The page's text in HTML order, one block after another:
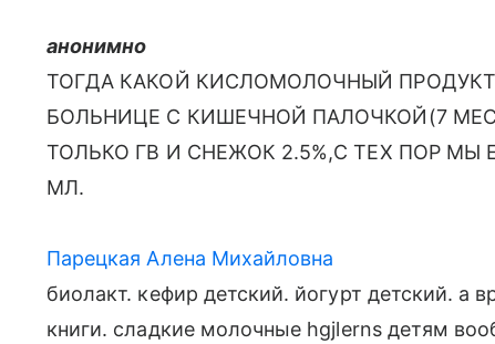
анонимно
ТОГДА КАКОЙ КИСЛОМОЛОЧНЫЙ
БОЛЬНИЦЕ С КИШЕЧНОЙ ПАЛОЧКОЙ(7
ТОЛЬКО ГВ И СНЕЖОК 2.5%,С ТЕХ ПОР
МЛ.
Парецкая Алена Михайловна
биолакт. кефир детский. йогурт детский.
книги. сладкие молочные hgjlerns детям